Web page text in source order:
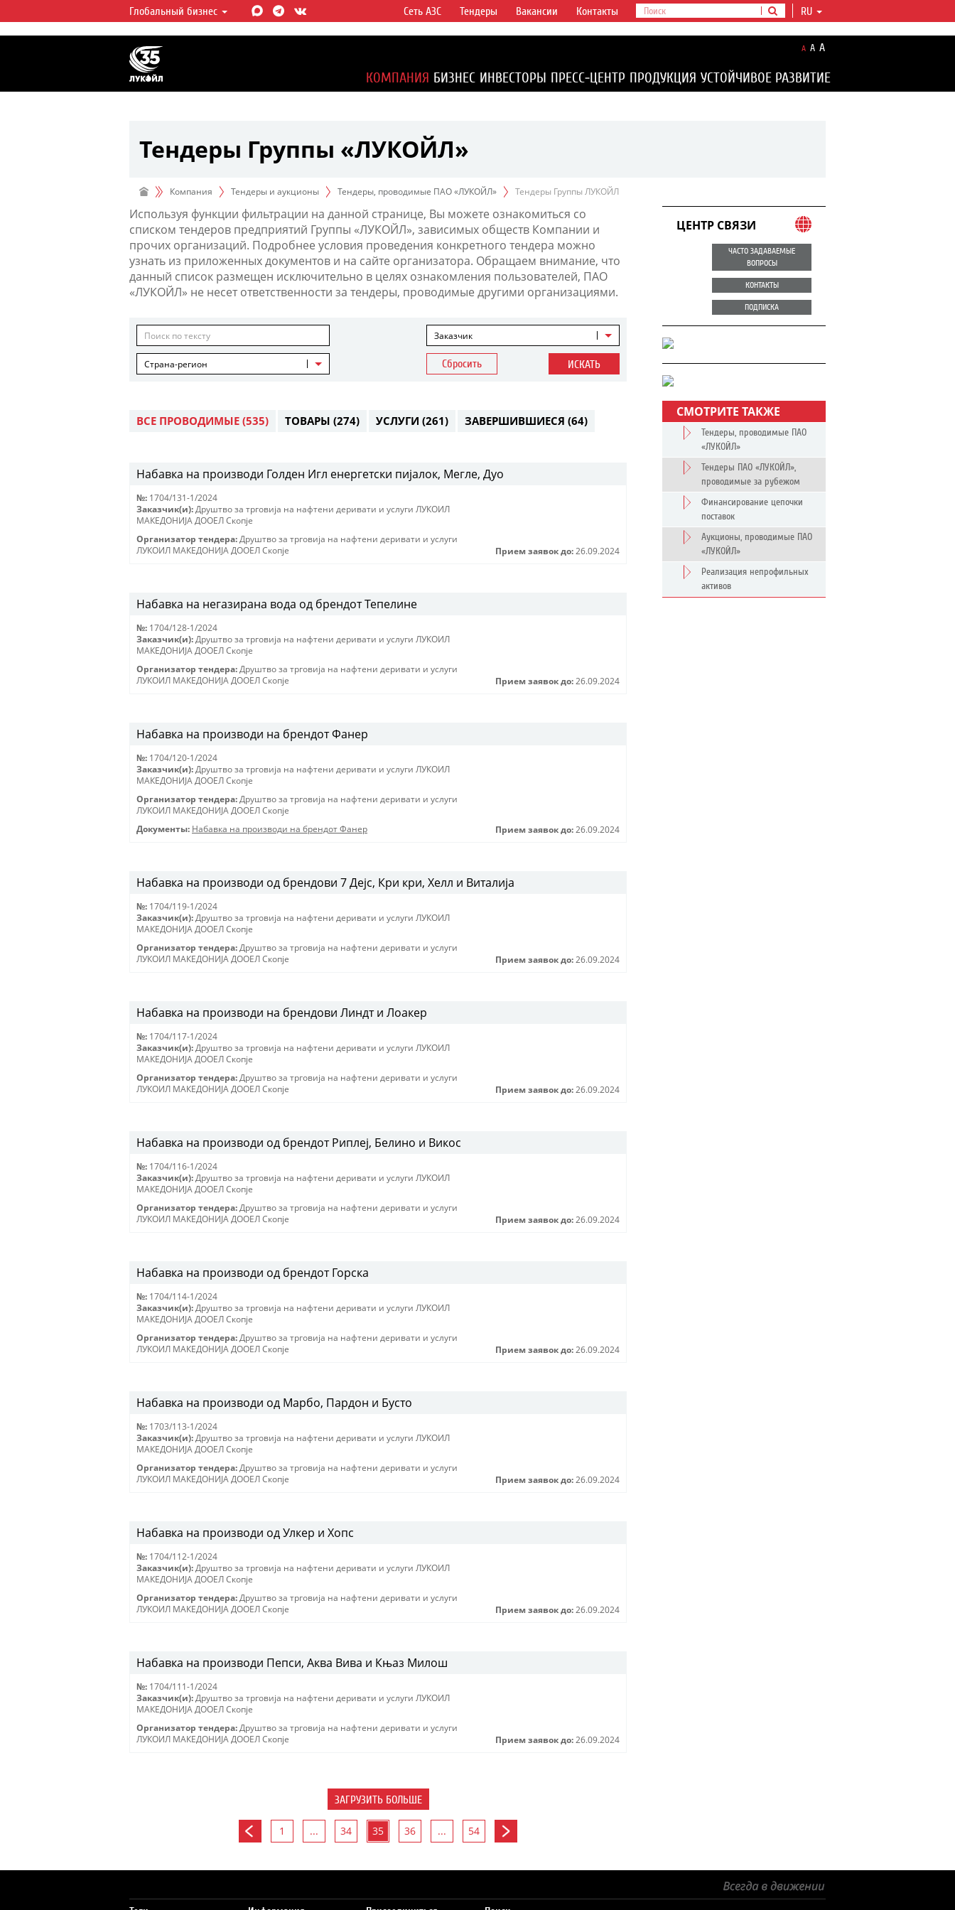
ЛУКОЙЛ СЕГОДНЯ
ЛУКОЙЛ — одна из крупнейших вертикально
интегрированных нефтегазовых компаний в
мире, на долю которой приходится более 2%
мировой добычи нефти и около 1% доказанных
Глобальный бизнес RU
Сеть АЗС Тендеры Вакансии Контакты
A A A
КОМПАНИЯ БИЗНЕС ИНВЕСТОРЫ ПРЕСС-ЦЕНТР ПРОДУКЦИЯ УСТОЙЧИВОЕ РАЗВИТИЕ
Тендеры Группы «ЛУКОЙЛ»
Компания Тендеры и аукционы Тендеры, проводимые ПАО «ЛУКОЙЛ» Тендеры Группы ЛУКОЙЛ
Используя функции фильтрации на данной странице, Вы можете ознакомиться со
списком тендеров предприятий Группы «ЛУКОЙЛ», зависимых обществ Компании и
прочих организаций. Подробнее условия проведения конкретного тендера можно
узнать из приложенных документов и на сайте организатора. Обращаем внимание, что
данный список размещен исключительно в целях ознакомления пользователей, ПАО
«ЛУКОЙЛ» не несет ответственности за тендеры, проводимые другими организациями.
Заказчик
Страна-регион Сбросить ИСКАТЬ
ВСЕ ПРОВОДИМЫЕ (535) ТОВАРЫ (274) УСЛУГИ (261) ЗАВЕРШИВШИЕСЯ (64)
Набавка на производи Голден Игл енергетски пијалок, Мегле, Дуо
№: 1704/131-1/2024
Заказчик(и): Друштво за трговиjа на нафтени деривати и услуги ЛУКОИЛ
МАКЕДОНИJА ДООЕЛ Скопjе
Организатор тендера: Друштво за трговиjа на нафтени деривати и услуги
ЛУКОИЛ МАКЕДОНИJА ДООЕЛ Скопjе
Прием заявок до: 26.09.2024
Набавка на негазирана вода од брендот Тепелине
№: 1704/128-1/2024
Заказчик(и): Друштво за трговиjа на нафтени деривати и услуги ЛУКОИЛ
МАКЕДОНИJА ДООЕЛ Скопjе
Организатор тендера: Друштво за трговиjа на нафтени деривати и услуги
ЛУКОИЛ МАКЕДОНИJА ДООЕЛ Скопjе
Прием заявок до: 26.09.2024
Набавка на производи на брендот Фанер
№: 1704/120-1/2024
Заказчик(и): Друштво за трговиjа на нафтени деривати и услуги ЛУКОИЛ
МАКЕДОНИJА ДООЕЛ Скопjе
Организатор тендера: Друштво за трговиjа на нафтени деривати и услуги
ЛУКОИЛ МАКЕДОНИJА ДООЕЛ Скопjе
Документы: Набавка на производи на брендот Фанер Прием заявок до: 26.09.2024
Набавка на производи од брендови 7 Дејс, Кри кри, Хелл и Виталија
№: 1704/119-1/2024
Заказчик(и): Друштво за трговиjа на нафтени деривати и услуги ЛУКОИЛ
МАКЕДОНИJА ДООЕЛ Скопjе
Организатор тендера: Друштво за трговиjа на нафтени деривати и услуги
ЛУКОИЛ МАКЕДОНИJА ДООЕЛ Скопjе
Прием заявок до: 26.09.2024
Набавка на производи на брендови Линдт и Лоакер
№: 1704/117-1/2024
Заказчик(и): Друштво за трговиjа на нафтени деривати и услуги ЛУКОИЛ
МАКЕДОНИJА ДООЕЛ Скопjе
Организатор тендера: Друштво за трговиjа на нафтени деривати и услуги
ЛУКОИЛ МАКЕДОНИJА ДООЕЛ Скопjе
Прием заявок до: 26.09.2024
Набавка на производи од брендот Риплеј, Белино и Викос
№: 1704/116-1/2024
Заказчик(и): Друштво за трговиjа на нафтени деривати и услуги ЛУКОИЛ
МАКЕДОНИJА ДООЕЛ Скопjе
Организатор тендера: Друштво за трговиjа на нафтени деривати и услуги
ЛУКОИЛ МАКЕДОНИJА ДООЕЛ Скопjе
Прием заявок до: 26.09.2024
Набавка на производи од брендот Горска
№: 1704/114-1/2024
Заказчик(и): Друштво за трговиjа на нафтени деривати и услуги ЛУКОИЛ
МАКЕДОНИJА ДООЕЛ Скопjе
Организатор тендера: Друштво за трговиjа на нафтени деривати и услуги
ЛУКОИЛ МАКЕДОНИJА ДООЕЛ Скопjе
Прием заявок до: 26.09.2024
Набавка на производи од Марбо, Пардон и Бусто
№: 1703/113-1/2024
Заказчик(и): Друштво за трговиjа на нафтени деривати и услуги ЛУКОИЛ
МАКЕДОНИJА ДООЕЛ Скопjе
Организатор тендера: Друштво за трговиjа на нафтени деривати и услуги
ЛУКОИЛ МАКЕДОНИJА ДООЕЛ Скопjе
Прием заявок до: 26.09.2024
Набавка на производи од Улкер и Хопс
№: 1704/112-1/2024
Заказчик(и): Друштво за трговиjа на нафтени деривати и услуги ЛУКОИЛ
МАКЕДОНИJА ДООЕЛ Скопjе
Организатор тендера: Друштво за трговиjа на нафтени деривати и услуги
ЛУКОИЛ МАКЕДОНИJА ДООЕЛ Скопjе
Прием заявок до: 26.09.2024
Набавка на производи Пепси, Аква Вива и Књаз Милош
№: 1704/111-1/2024
Заказчик(и): Друштво за трговиjа на нафтени деривати и услуги ЛУКОИЛ
МАКЕДОНИJА ДООЕЛ Скопjе
Организатор тендера: Друштво за трговиjа на нафтени деривати и услуги
ЛУКОИЛ МАКЕДОНИJА ДООЕЛ Скопjе
Прием заявок до: 26.09.2024
ЗАГРУЗИТЬ БОЛЬШЕ
1 ... 34 35 36 ... 54
ЦЕНТР СВЯЗИ
ЧАСТО ЗАДАВАЕМЫЕ
ВОПРОСЫ
КОНТАКТЫ
ПОДПИСКА
СМОТРИТЕ ТАКЖЕ
Тендеры, проводимые ПАО
«ЛУКОЙЛ»
Тендеры ПАО «ЛУКОЙЛ»,
проводимые за рубежом
Финансирование цепочки
поставок
Аукционы, проводимые ПАО
«ЛУКОЙЛ»
Реализация непрофильных
активов